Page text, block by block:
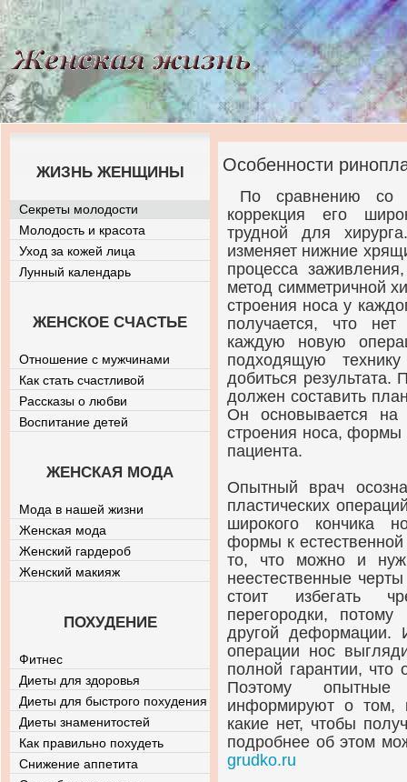
Особенности
По сравнению со
коррекция его
трудной для
изменяет нижние
процесса
метод симметричной
строения носа у
получается, что
каждую новую
подходящую
добиться
должен составить
Он основывается на
строения носа, формы
пациента.
Опытный врач
пластических
широкого кончика
формы к
то, что можно и
неестественные
стоит избегать
перегородки,
другой деформации.
операции нос
полной гарантии, что
Поэтому опытные
информируют о том,
какие нет, чтобы
подробнее об этом
grudko.ru
ЖИЗНЬ ЖЕНЩИНЫ
Секреты молодости
Молодость и красота
Уход за кожей лица
Лунный календарь
ЖЕНСКОЕ СЧАСТЬЕ
Отношение с мужчинами
Как стать счастливой
Рассказы о любви
Воспитание детей
ЖЕНСКАЯ МОДА
Мода в нашей жизни
Женская мода
Женский гардероб
Женский макияж
ПОХУДЕНИЕ
Фитнес
Диеты для здоровья
Диеты для быстрого похудения
Диеты знаменитостей
Как правильно похудеть
Снижение аппетита